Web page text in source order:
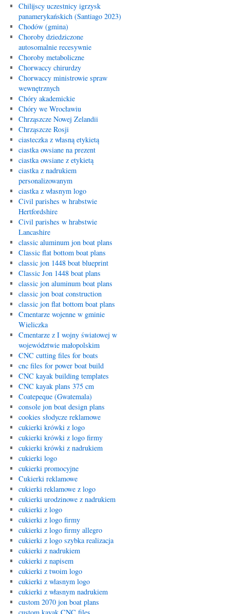
Chilijscy uczestnicy igrzysk
panamerykańskich (Santiago 2023)
Chodów (gmina)
Choroby dziedziczone
autosomalnie recesywnie
Choroby metaboliczne
Chorwaccy chirurdzy
Chorwaccy ministrowie spraw
wewnętrznych
Chóry akademickie
Chóry we Wrocławiu
Chrząszcze Nowej Zelandii
Chrząszcze Rosji
ciasteczka z własną etykietą
ciastka owsiane na prezent
ciastka owsiane z etykietą
ciastka z nadrukiem
personalizowanym
ciastka z własnym logo
Civil parishes w hrabstwie
Hertfordshire
Civil parishes w hrabstwie
Lancashire
classic aluminum jon boat plans
Classic flat bottom boat plans
classic jon 1448 boat blueprint
Classic Jon 1448 boat plans
classic jon aluminum boat plans
classic jon boat construction
classic jon flat bottom boat plans
Cmentarze wojenne w gminie
Wieliczka
Cmentarze z I wojny światowej w
województwie małopolskim
CNC cutting files for boats
cnc files for power boat build
CNC kayak building templates
CNC kayak plans 375 cm
Coatepeque (Gwatemala)
console jon boat design plans
cookies słodycze reklamowe
cukierki krówki z logo
cukierki krówki z logo firmy
cukierki krówki z nadrukiem
cukierki logo
cukierki promocyjne
Cukierki reklamowe
cukierki reklamowe z logo
cukierki urodzinowe z nadrukiem
cukierki z logo
cukierki z logo firmy
cukierki z logo firmy allegro
cukierki z logo szybka realizacja
cukierki z nadrukiem
cukierki z napisem
cukierki z twoim logo
cukierki z wlasnym logo
cukierki z własnym nadrukiem
custom 2070 jon boat plans